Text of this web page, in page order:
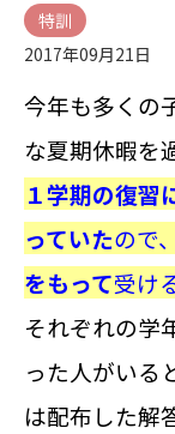
特訓
2017年09月21日
今年も多くの
な夏期休暇を
１学期の復習
っていたので
をもって受け
それぞれの学
った人がいる
は配布した解